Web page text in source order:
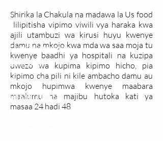
Shirika la Chakula na madawa la Us food
lilipitisha vipimo viwili vya haraka kwa
ajili utambuzi wa kirusi huyu kwenye
damu na mkojo kwa mda wa saa moja tu
kwenye baadhi ya hospitali na kuzipa
uwezo wa kupima kipimo hicho, pia
kipimo cha pili ni kile ambacho damu au
mkojo hupimwa kwenye maabara
maalumu na majibu hutoka kati ya
masaa 24 hadi 48
Changia kuwezesha
Clinical bot
Dirisha la Mgonjwa
Dirisha la Daktari